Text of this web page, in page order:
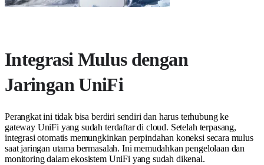
Integrasi Mulus dengan
Jaringan UniFi
Perangkat ini tidak bisa berdiri sendiri dan harus terhubung ke
gateway UniFi yang sudah terdaftar di cloud. Setelah terpasang,
integrasi otomatis memungkinkan perpindahan koneksi secara mulus
saat jaringan utama bermasalah. Ini memudahkan pengelolaan dan
monitoring dalam ekosistem UniFi yang sudah dikenal.